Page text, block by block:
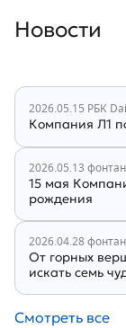
Новости
2026.05.15 РБК
Компания Л1
2026.05.13
15 мая
рождения
2026.04.28
От горных
искать семь
Смотреть все